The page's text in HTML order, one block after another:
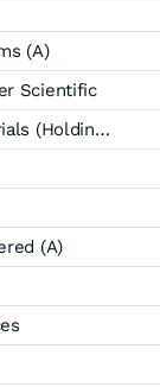
(A)
Scientific
Vulcan Materials (Holding Co)
(A)